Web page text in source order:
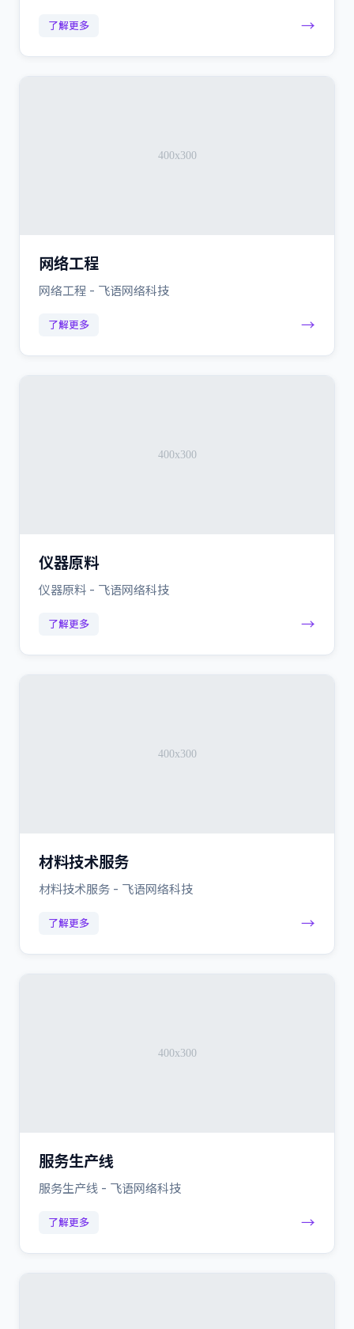
了解更多 →
网络工程
网络工程 - 飞语网络科技
了解更多 →
仪器原料
仪器原料 - 飞语网络科技
了解更多 →
材料技术服务
材料技术服务 - 飞语网络科技
了解更多 →
服务生产线
服务生产线 - 飞语网络科技
了解更多 →